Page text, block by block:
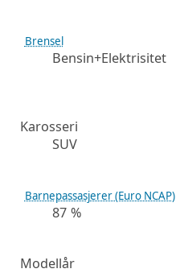
Brensel
Bensin+Elektrisitet
Karosseri
SUV
Barnepassasjerer (Euro NCAP)
87 %
Modellår